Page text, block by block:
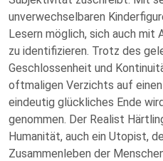
unverwechselbaren
Lesern möglich, sich auch mit
zu identifizieren. Trotz des
Geschlossenheit und
oftmaligen Verzichts auf
eindeutig glückliches Ende
genommen. Der Realist
Humanität, auch ein Utopist,
Zusammenleben der